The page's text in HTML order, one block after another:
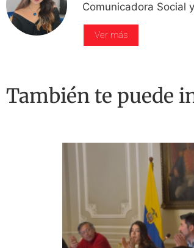
Comunicadora Social
Ver más
También te puede